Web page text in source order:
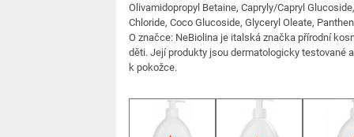
Olivamidopropyl Betaine, Capryly/Capryl
Chloride, Coco Glucoside, Glyceryl Oleate,
O značce: NeBiolina je italská značka přírodní
děti. Její produkty jsou dermatologicky testované
k pokožce.